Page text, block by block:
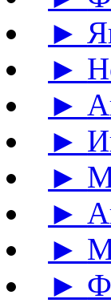
►
►
►
►
►
►
►
►